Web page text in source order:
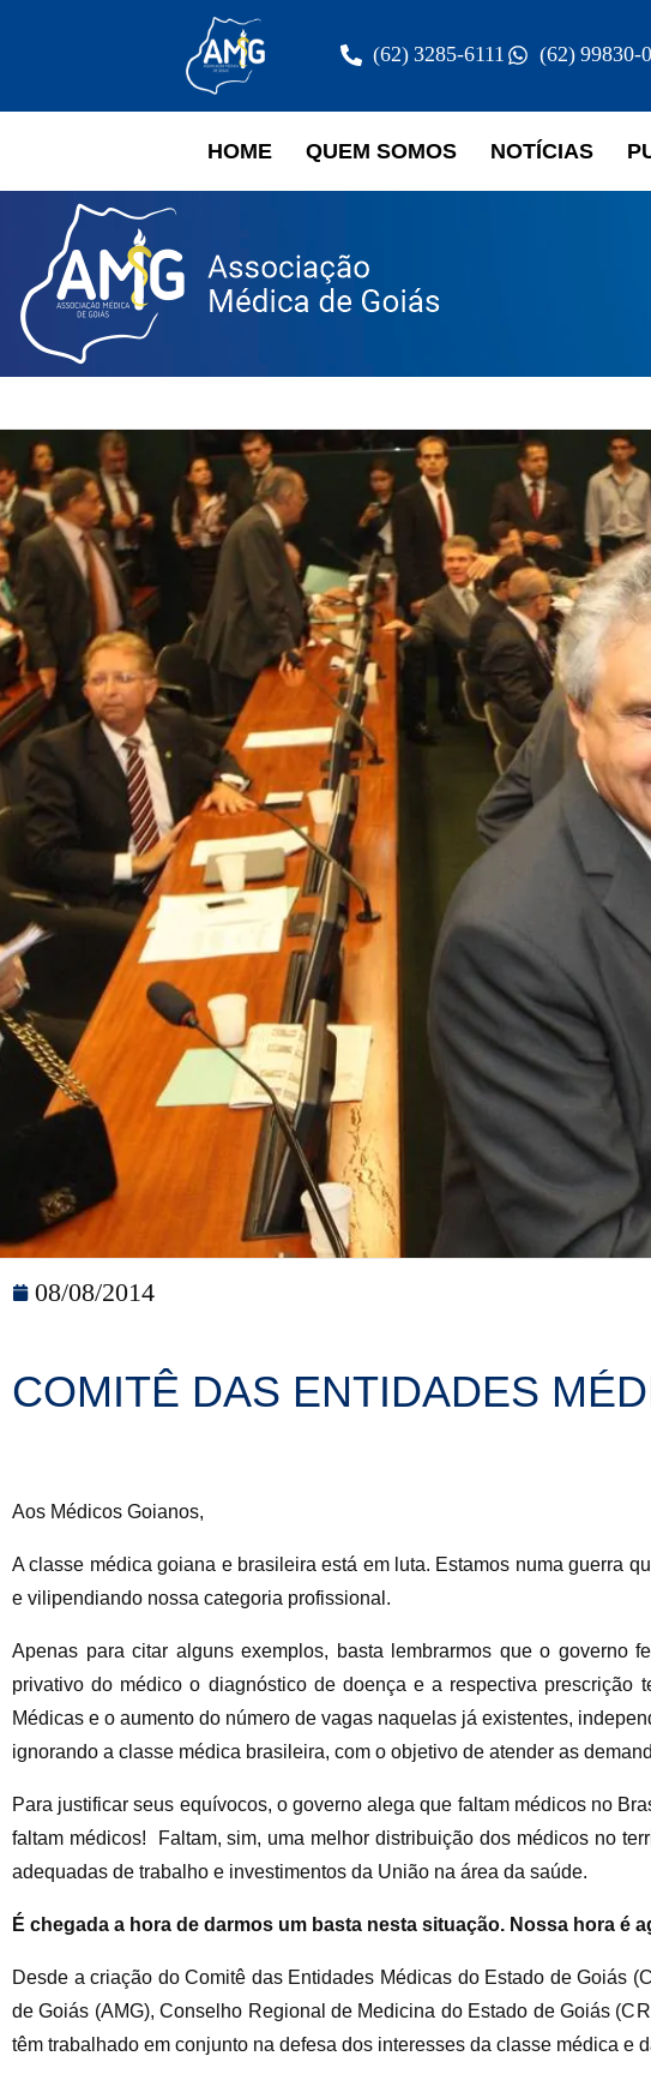
(62) 3285-6111 (62) 99830-
HOME QUEM SOMOS NOTÍCIAS
08/08/2014
COMITÊ DAS ENTIDADES
Aos Médicos Goianos,
A classe médica goiana e brasileira está em luta. Estamos numa guerra
e vilipendiando nossa categoria profissional.
Apenas para citar alguns exemplos, basta lembrarmos que o
privativo do médico o diagnóstico de doença e a respectiva prescrição
Médicas e o aumento do número de vagas naquelas já existentes,
ignorando a classe médica brasileira, com o objetivo de atender as
Para justificar seus equívocos, o governo alega que faltam médicos no
faltam médicos! Faltam, sim, uma melhor distribuição dos médicos no
adequadas de trabalho e investimentos da União na área da saúde.
É chegada a hora de darmos um basta nesta situação. Nossa hora é
Desde a criação do Comitê das Entidades Médicas do Estado de Goiás
de Goiás (AMG), Conselho Regional de Medicina do Estado de Goiás
têm trabalhado em conjunto na defesa dos interesses da classe médica